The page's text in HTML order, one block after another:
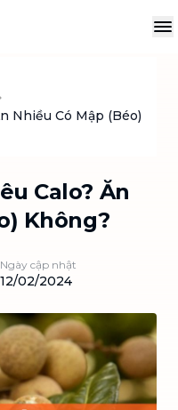
Nhiều Có Mập (Béo)
Calo? Ăn
Không?
Ngày cập nhật
12/02/2024